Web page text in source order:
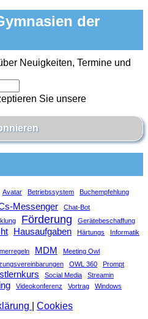
der
Neuigkeiten, Termine und
Sie unsere
Avatar Betriebssystem Buchempfehlung
Messenger Chat-Bot
Förderung Gerätebeschaffung
Hausaufgaben Härtungs Informatik
MDM Meeting Owl
OWL 360
Prompt
Social Media
Streamin
Videokonferenz Vortrag Windows
Cookies